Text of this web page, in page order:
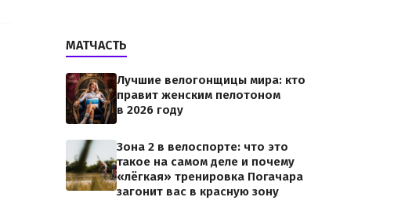
МАТЧАСТЬ
Лучшие велогонщицы мира: кто
правит женским пелотоном
в 2026 году
Зона 2 в велоспорте: что это
такое на самом деле и почему
«лёгкая» тренировка Погачара
загонит вас в красную зону